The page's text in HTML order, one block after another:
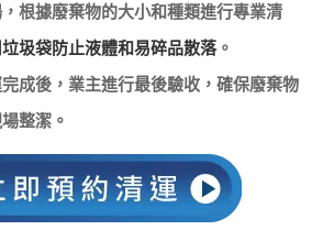
根據廢棄物的大小和種類進行專業清
圾袋防止液體和易碎品散落。
成後，業主進行最後驗收，確保廢棄物
整潔。